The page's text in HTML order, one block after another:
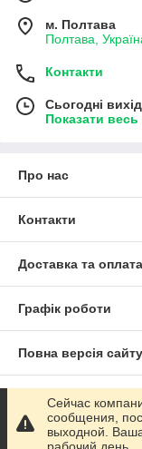
м. Полтава
Полтава,
Контакти
Сьогодні
Показати
Про нас
Контакти
Доставка та оплата
Графік роботи
Повна версія сайту
Сайт створено на
Політика
Сейчас
сообщения,
выходной.